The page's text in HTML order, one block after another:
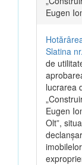
Eugen
Slatina
de
lucrarea
Eugen
Olt”,